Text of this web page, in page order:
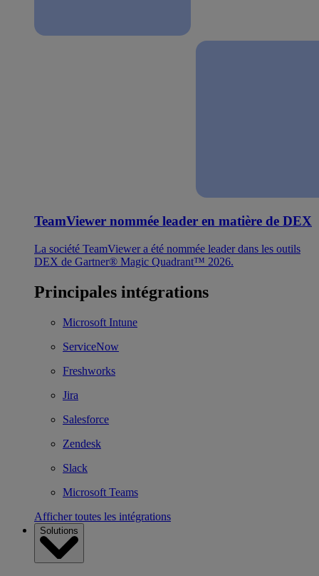
TeamViewer nommée leader en matière de DEX
La société TeamViewer a été nommée leader dans les outils
DEX de Gartner® Magic Quadrant™ 2026.
Principales intégrations
Microsoft Intune
ServiceNow
Freshworks
Jira
Salesforce
Zendesk
Slack
Microsoft Teams
Afficher toutes les intégrations
Solutions